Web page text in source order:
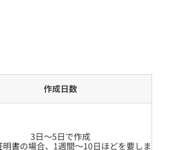
作成日数
3日～5日で作成
書の場合、1週間～10日ほどを要しま